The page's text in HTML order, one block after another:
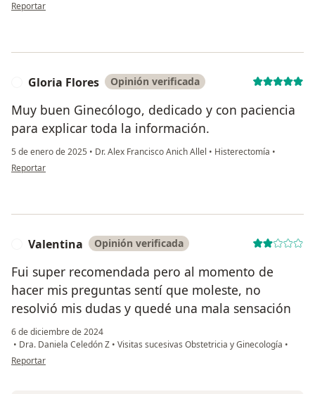
Reportar
Gloria Flores Opinión verificada
Muy buen Ginecólogo, dedicado y con paciencia
para explicar toda la información.
5 de enero de 2025 • Dr. Alex Francisco Anich Allel • Histerectomía •
en opinión del usuario Gloria Flores
Reportar
Valentina Opinión verificada
Fui super recomendada pero al momento de
hacer mis preguntas sentí que moleste, no
resolvió mis dudas y quedé una mala sensación
6 de diciembre de 2024
• Dra. Daniela Celedón Z • Visitas sucesivas Obstetricia y Ginecología •
en opinión del usuario Valentina
Reportar